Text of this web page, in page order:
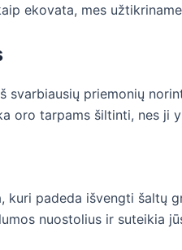
ekovata, mes
svarbiausių priemonių
oro tarpams šiltinti, nes ji
kuri padeda išvengti šaltų
nuostolius ir suteikia